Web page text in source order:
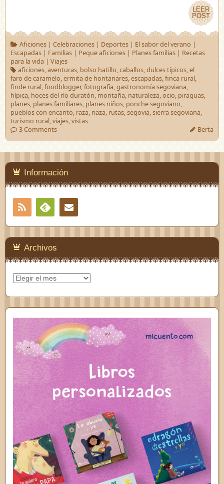
LEER
POST
LEER
POST
Aficiones| Celebraciones| Deportes| El sabor del verano |
Escapadas | Familias | Peque aficiones | Planes familias | Recetas
para la vida | Viajes
aficiones,aventuras, bolso hatillo,caballos,dulces típicos,el
faro de caramelo,ermita de hontanares,escapadas,finca rural,
finde rural,foodblogger,fotografía,gastronomía segoviana,
hípica, hoces del río duratón, montaña, naturaleza,ocio, piraguas,
planes, planes familiares, planes niños, ponche segoviano,
pueblos con encanto, raza, riaza, rutas,segovia,sierra segoviana,
turismo rural,viajes,vistas
3 Comments
Berta
Información
RSS
Feedly
Archivos
Archivos